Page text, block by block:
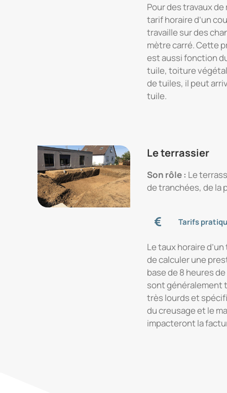
Pour des travaux
tarif horaire d’un
travaille sur des
mètre carré. Cette
est aussi fonction
tuile, toiture
de tuiles, il peut
tuile.
Le terrassier
Son rôle : Le
de tranchées, de la
Tarifs
Le taux horaire
de calculer une
base de 8 heures
sont généralement
très lourds et
du creusage et le
impacteront la